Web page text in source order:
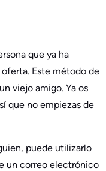
que ya ha
Este método de
viejo amigo. Ya os
que no empiezas de
puede utilizarlo
un correo electrónico